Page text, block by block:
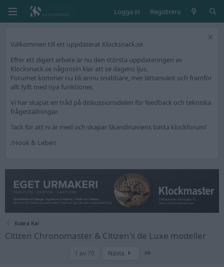
Logga in Registrera
Välkommen till ett uppdaterat Klocksnack.se
Efter ett digert arbete är nu den största uppdateringen av
Klocksnack.se någonsin klar att se dagens ljus.
Forumet kommer nu bli ännu snabbare, mer lättanvänt och framför
allt fyllt med nya funktioner.
Vi har skapat en tråd på diskussionsdelen för feedback och tekniska
frågeställningar.
Tack för att ni är med och skapar Skandinaviens bästa klockforum!
/Hook & Leben
Kobra Kai
Citizen Chronomaster & Citizen's de Luxe modeller
1 av 70 Nästa